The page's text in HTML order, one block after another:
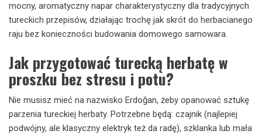
mocny, aromatyczny napar charakterystyczny dla tradycyjnych
tureckich przepisów, działając trochę jak skrót do herbacianego
raju bez konieczności budowania domowego samowara.
Jak przygotować turecką herbatę w
proszku bez stresu i potu?
Nie musisz mieć na nazwisko Erdoğan, żeby opanować sztukę
parzenia tureckiej herbaty. Potrzebne będą: czajnik (najlepiej
podwójny, ale klasyczny elektryk też da radę), szklanka lub mała